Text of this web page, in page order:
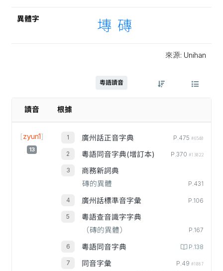
異體字 塼 磚
來源: Unihan
粵語讀音
讀音 根據
[zyun1]
13
廣州話正音字典 P.475 #6540
粵語同音字典(增訂本) P.370 #13022
商務新詞典
磚的異體
P.431
廣州話標準音字彙 P.106
粵語查音識字字典
（磚的異體）
P.167
粵語同音字典 P.138
同音字彙 P.49 #1087